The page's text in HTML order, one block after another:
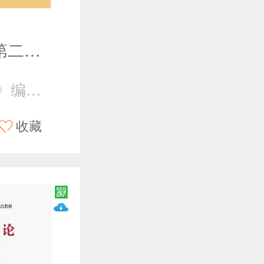
政治学概论(第二版）
《政治学概论》编写组
收藏